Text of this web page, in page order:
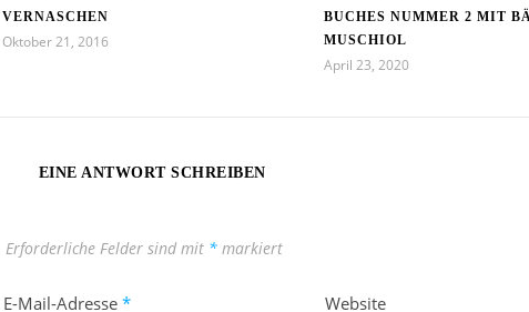
VERNASCHEN
Oktober 21, 2016
BUCHES NUMMER 2 MIT
MUSCHIOL
April 23, 2020
EINE ANTWORT SCHREIBEN
Erforderliche Felder sind mit * markiert
E-Mail-Adresse * Website